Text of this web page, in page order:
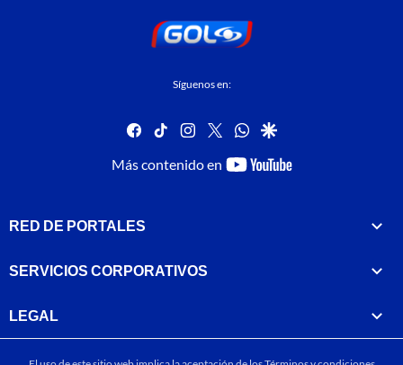
Síguenos en:
facebook
tiktok instagram
twitterwhatsapp
google
Más contenido en
youtube-
RED DE PORTALES
SERVICIOS CORPORATIVOS
LEGAL